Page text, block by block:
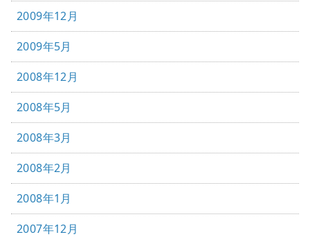
2009年12月
2009年5月
2008年12月
2008年5月
2008年3月
2008年2月
2008年1月
2007年12月